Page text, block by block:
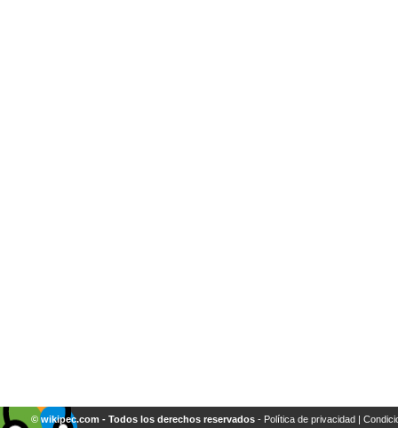
© wikipec.com - Todos los derechos reservados - Política de privacidad |